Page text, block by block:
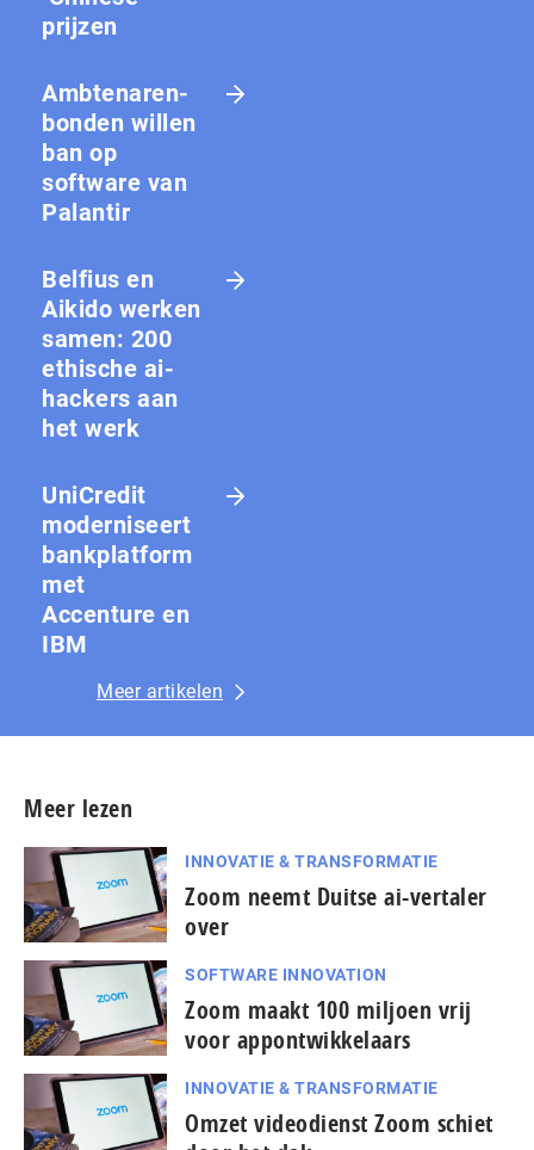
prijzen
Amb­te­na­ren­
bon­den willen
ban op
software van
Palantir
Belfius en
Aikido werken
samen: 200
ethische ai-
hackers aan
het werk
UniCredit
moderniseert
bankplatform
met
Accenture en
IBM
Meer artikelen
Meer lezen
INNOVATIE & TRANSFORMATIE
Zoom neemt Duitse ai-vertaler
over
SOFTWARE INNOVATION
Zoom maakt 100 miljoen vrij
voor appontwikkelaars
INNOVATIE & TRANSFORMATIE
Omzet videodienst Zoom schiet